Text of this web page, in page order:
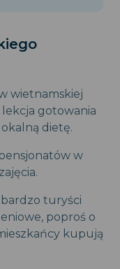
wietnamskiej
lekcja gotowania
dietę.
w
turyści
poproś o
kupują